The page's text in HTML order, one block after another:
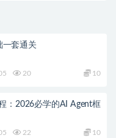
一套通关
20 10
：2026必学的AI Agent框
22 10